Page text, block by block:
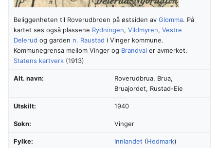
Beliggenheten til Roverudbroen på østsiden av Glomma. På
kartet ses også plassene Rydningen, Vildmyren, Vestre
Delerud og garden n. Raustad i Vinger kommune.
Kommunegrensa mellom Vinger og Brandval er avmerket.
Statens kartverk (1913)
Alt. navn:
Roverudbrua, Brua,
Bruajordet, Rustad-Eie
Utskilt: 1940
Sokn: Vinger
Fylke: Innlandet (Hedmark)